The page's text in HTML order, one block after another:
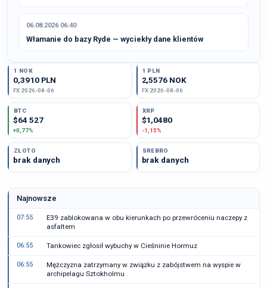
06.08.2026 06:40
Włamanie do bazy Ryde — wyciekły dane klientów
1 NOK
0,3910 PLN
FX 2026-08-06
1 PLN
2,5576 NOK
FX 2026-08-06
BTC
$64 527
+0,77%
XRP
$1,0480
-1,15%
ZŁOTO
brak danych
SREBRO
brak danych
Najnowsze
07:55
E39 zablokowana w obu kierunkach po przewróceniu naczepy z
asfaltem
06:55 Tankowiec zgłosił wybuchy w Cieśninie Hormuz
06:55
Mężczyzna zatrzymany w związku z zabójstwem na wyspie w
archipelagu Sztokholmu